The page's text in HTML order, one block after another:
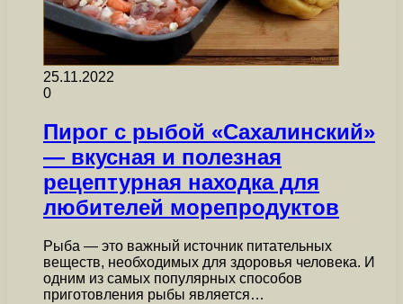
25.11.2022
0
Пирог с рыбой «Сахалинский»
— вкусная и полезная
рецептурная находка для
любителей морепродуктов
Рыба — это важный источник питательных
веществ, необходимых для здоровья человека. И
одним из самых популярных способов
приготовления рыбы является…